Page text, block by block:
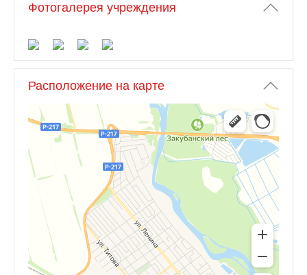
Фотогалерея учреждения
Расположение на карте